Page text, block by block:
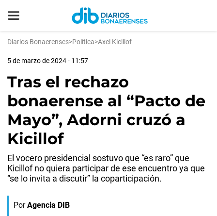
Diarios Bonaerenses>Política>Axel Kicillof
5 de marzo de 2024 - 11:57
Tras el rechazo
bonaerense al “Pacto de
Mayo”, Adorni cruzó a
Kicillof
El vocero presidencial sostuvo que “es raro” que
Kicillof no quiera participar de ese encuentro ya que
“se lo invita a discutir” la coparticipación.
Por Agencia DIB